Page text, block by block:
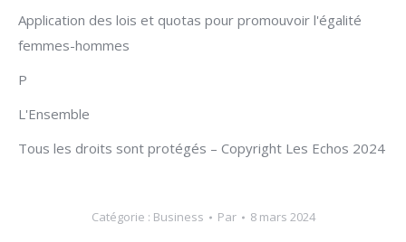
Application des lois et quotas pour promouvoir l'égalité
femmes-hommes
P
L'Ensemble
Tous les droits sont protégés – Copyright Les Echos 2024
Catégorie : Business Par 8 mars 2024